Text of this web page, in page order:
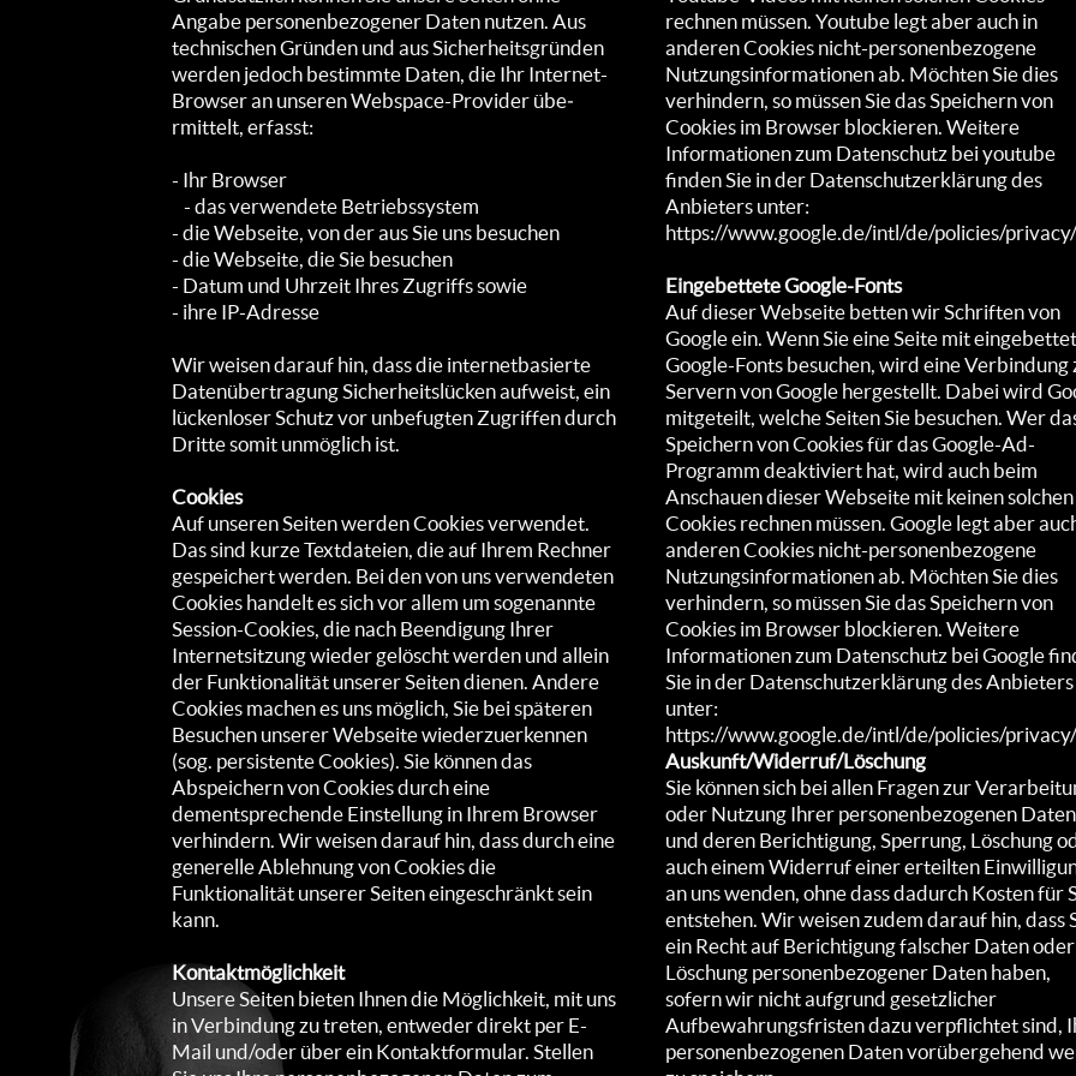
Angabe personenbezogener Daten nutzen. Aus
tech­nischen Gründ­en und aus Sicherheitsgründen
werden jedoch bestimmte Daten, die Ihr Inter­net-
Browser an unseren Web­space-Provider übe­
rmittelt, erf­asst:
- Ihr Browser
- das verwendete Betriebssystem
- die Webseite, von der aus Sie uns besuchen
- die Webseite, die Sie besuchen
- Datum und Uhrzeit Ihres Zugriffs sowie
- ihre IP-Adresse
Wir weisen darauf hin, dass die internet­basierte
Daten­übertra­gung Sicherheits­lücken aufweist, ein
lücken­loser Schutz vor unbefugten Zugriffen durch
Dritte somit un­möglich ist.
Cookies
Auf unseren Seiten werden Cookies verwendet.
Das sind kurze Textdateien, die auf Ihrem Rechner
gespeichert werden. Bei den von uns verwendeten
Cookies handelt es sich vor allem um sogenannte
Session-Cookies, die nach Beendigung Ihrer
Internetsitzung wieder gelöscht werden und allein
der Funktionalität unserer Seiten dienen. Andere
Cookies machen es uns möglich, Sie bei späteren
Besuchen unserer Webseite wiederzuerkennen
(sog. persistente Cookies). Sie können das
Abspeichern von Cookies durch eine
dementsprechende Einstellung in Ihrem Browser
verhindern. Wir weisen darauf hin, dass durch eine
generelle Ablehnung von Cookies die
Funktionalität unserer Seiten eingeschränkt sein
kann.
Kontaktmöglichkeit
Unsere Seiten bieten Ihnen die Möglichkeit, mit uns
in Verbindung zu treten, entweder direkt per E-
Mail und/oder über ein Kontaktformular. Stellen
rechnen müssen. Youtube legt aber auch in
anderen Cookies nicht-personenbezogene
Nutzungsinformationen ab. Möchten Sie dies
verhindern, so müssen Sie das Speichern von
Cookies im Browser blockieren. Weitere
Informationen zum Datenschutz bei youtube
finden Sie in der Datenschutzerklärung des
Anbieters unter:
https://www.google.de/intl/de/policies/
Eingebettete Google-Fonts
Auf dieser Webseite betten wir Schriften von
Google ein. Wenn Sie eine Seite mit
Google-Fonts besuchen, wird eine Verbindung
Servern von Google hergestellt. Dabei wird
mitgeteilt, welche Seiten Sie besuchen. Wer
Speichern von Cookies für das Google-Ad-
Programm deaktiviert hat, wird auch beim
Anschauen dieser Webseite mit keinen solchen
Cookies rechnen müssen. Google legt aber
anderen Cookies nicht-personenbezogene
Nutzungsinformationen ab. Möchten Sie dies
verhindern, so müssen Sie das Speichern von
Cookies im Browser blockieren. Weitere
Informationen zum Datenschutz bei Google
Sie in der Datenschutzerklärung des Anbieters
unter:
https://www.google.de/intl/de/policies/privacy/
Auskunft/Widerruf/Löschung
Sie können sich bei allen Fragen zur
oder Nutzung Ihrer personenbezogenen Daten
und deren Berichtigung, Sperrung, Löschung
auch einem Widerruf einer erteilten
an uns wenden, ohne dass dadurch Kosten für
entstehen. Wir weisen zudem darauf hin, dass
ein Recht auf Berichtigung falscher Daten oder
Löschung personenbezogener Daten haben,
sofern wir nicht aufgrund gesetzlicher
Aufbewahrungsfristen dazu verpflichtet sind,
personenbezogenen Daten vorübergehend